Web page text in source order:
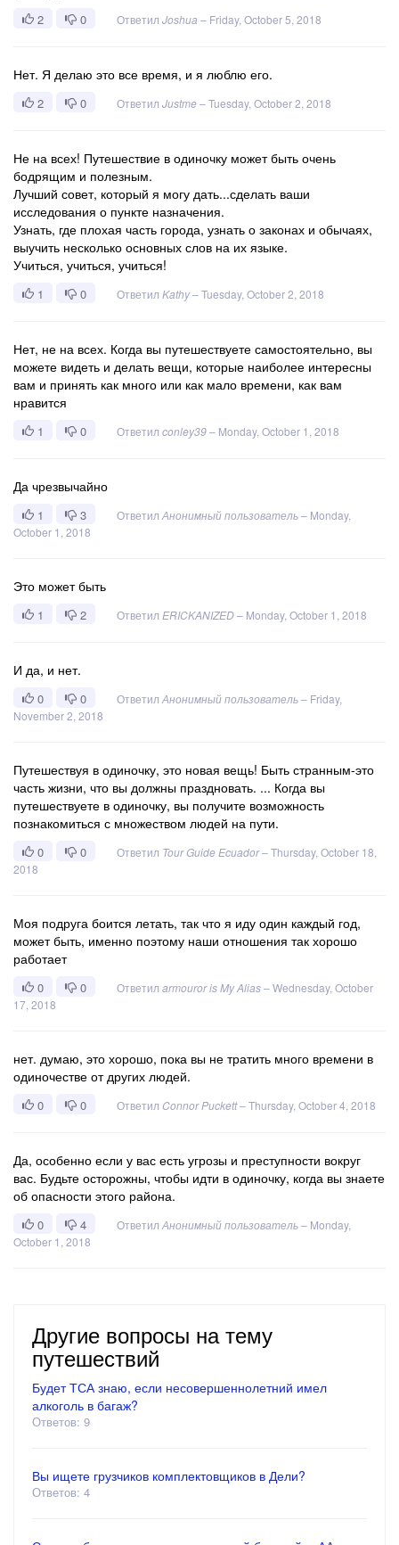
2 0 Ответил Joshua – Friday, October 5, 2018
Нет. Я делаю это все время, и я люблю его.
2 0 Ответил Justme–Tuesday, October 2, 2018
Не на всех! Путешествие в одиночку может быть очень
бодрящим и полезным.
Лучший совет, который я могу дать...сделать ваши
исследования о пункте назначения.
Узнать, где плохая часть города, узнать о законах и обычаях,
выучить несколько основных слов на их языке.
Учиться, учиться, учиться!
1 0 Ответил Kathy–Tuesday, October 2, 2018
Нет, не на всех. Когда вы путешествуете самостоятельно, вы
можете видеть и делать вещи, которые наиболее интересны
вам и принять как много или как мало времени, как вам
нравится
1 0 Ответил conley39– Monday, October 1, 2018
Да чрезвычайно
1 3 Ответил Анонимный пользователь– Monday,
October 1, 2018
Это может быть
1 2 Ответил ERICKANIZED– Monday, October 1, 2018
И да, и нет.
0 0 Ответил Анонимный пользователь– Friday,
November 2, 2018
Путешествуя в одиночку, это новая вещь! Быть странным-это
часть жизни, что вы должны праздновать. ... Когда вы
путешествуете в одиночку, вы получите возможность
познакомиться с множеством людей на пути.
0 0 Ответил Tour Guide Ecuador–Thursday, October 18,
2018
Моя подруга боится летать, так что я иду один каждый год,
может быть, именно поэтому наши отношения так хорошо
работает
0 0 Ответил armouror is My Alias–Wednesday, October
17, 2018
нет. думаю, это хорошо, пока вы не тратить много времени в
одиночестве от других людей.
0 0 Ответил Connor Puckett–Thursday, October 4, 2018
Да, особенно если у вас есть угрозы и преступности вокруг
вас. Будьте осторожны, чтобы идти в одиночку, когда вы знаете
об опасности этого района.
0 4 Ответил Анонимный пользователь– Monday,
October 1, 2018
Другие вопросы на тему
путешествий
Будет ТСА знаю, если несовершеннолетний имел
алкоголь в багаж?
Ответов: 9
Вы ищете грузчиков комплектовщиков в Дели?
Ответов: 4